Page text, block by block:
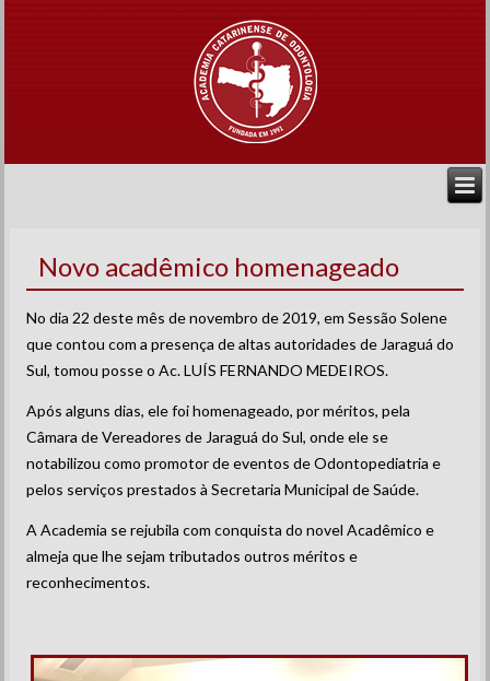
Novo acadêmico homenageado
No dia 22 deste mês de novembro de 2019, em Sessão Solene
que contou com a presença de altas autoridades de Jaraguá do
Sul, tomou posse o Ac. LUÍS FERNANDO MEDEIROS.
Após alguns dias, ele foi homenageado, por méritos, pela
Câmara de Vereadores de Jaraguá do Sul, onde ele se
notabilizou como promotor de eventos de Odontopediatria e
pelos serviços prestados à Secretaria Municipal de Saúde.
A Academia se rejubila com conquista do novel Acadêmico e
almeja que lhe sejam tributados outros méritos e
reconhecimentos.